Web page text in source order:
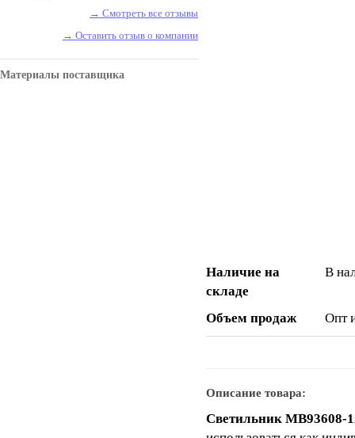
→ Смотреть все отзывы
→ Оставить отзыв о компании
Материалы поставщика
Наличие на
складе
В
Объем продаж Опт
Описание товара:
Светильник MB93608-